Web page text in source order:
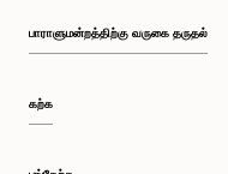
பாராளுமன்றத்திற்கு வருகை தருதல்
கற்க